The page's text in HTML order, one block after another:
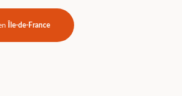
Île-de-France